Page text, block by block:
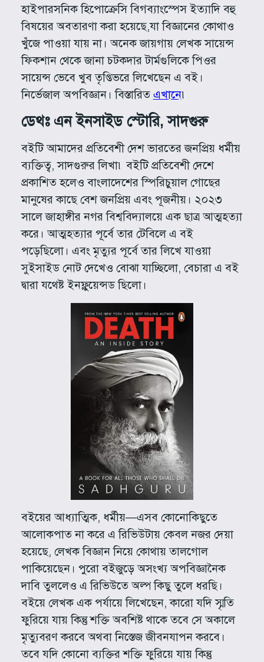
হাইপারসনিক হিপোক্রেসি বিগব্যাংস্পেস ইত্যাদি বহু
বিষয়ের অবতারণা করা হয়েছে,যা বিজ্ঞানের কোথাও
খুঁজে পাওয়া যায় না। অনেক জায়গায় লেখক সায়েন্স
ফিকশান থেকে জানা চটকদার টার্মগুলিকে পিওর
সায়েন্স ভেবে খুব তৃপ্তিভরে লিখেছেন এ বই।
নির্ভেজাল অপবিজ্ঞান। বিস্তারিত এখানে৷
ডেথঃ এন ইনসাইড স্টোরি, সাদগুরু
বইটি আমাদের প্রতিবেশী দেশ ভারতের জনপ্রিয় ধর্মীয়
ব্যক্তিত্ব, সাদগুরুর লিখা৷ বইটি প্রতিবেশী দেশে
প্রকাশিত হলেও বাংলাদেশের স্পিরিচুয়াল গোছের
মানুষের কাছে বেশ জনপ্রিয় এবং পূজনীয়। ২০২৩
সালে জাহাঙ্গীর নগর বিশ্ববিদ্যালয়ে এক ছাত্র আত্মহত্যা
করে। আত্মহত্যার পূর্বে তার টেবিলে এ বই
পড়েছিলো। এবং মৃত্যুর পূর্বে তার লিখে যাওয়া
সুইসাইড নোট দেখেও বোঝা যাচ্ছিলো, বেচারা এ বই
দ্বারা যথেষ্ট ইনফ্লুয়েন্সড ছিলো।
বইয়ের আধ্যাত্মিক, ধর্মীয়—এসব কোনোকিছুতে
আলোকপাত না করে এ রিভিউটায় কেবল নজর দেয়া
হয়েছে, লেখক বিজ্ঞান নিয়ে কোথায় তালগোল
পাকিয়েছেন। পুরো বইজুড়ে অসংখ্য অপবিজ্ঞানৈক
দাবি তুললেও এ রিভিউতে অল্প কিছু তুলে ধরছি।
বইয়ে লেখক এক পর্যায়ে লিখেছেন, কারো যদি স্মৃতি
ফুরিয়ে যায় কিন্তু শক্তি অবশিষ্ট থাকে তবে সে অকালে
মৃত্যুবরণ করবে অথবা নিস্তেজ জীবনযাপন করবে।
তবে যদি কোনো ব্যক্তির শক্তি ফুরিয়ে যায় কিন্তু